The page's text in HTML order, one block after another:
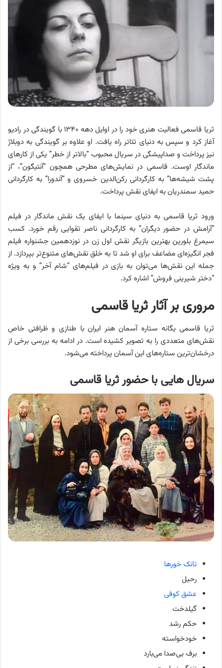
ثریا قاسمی فعالیت هنری خود را در اوایل دهه ۱۳۴۰ با گویندگی در رادیو
آغاز کرد و سپس به دنیای تئاتر راه یافت. او علاوه بر گویندگی به دوبلاژ
نیز پرداخت و صداپیشگی در سریال محبوب “بالاتر از خطر” یکی از کارهای
ماندگار اوست. قاسمی در نمایش‌های مطرحی همچون “آنتیگون”، “از
پشت شیشه‌ها” به کارگردانی رکن‌الدین خسروی و “آندورا” به کارگردانی
حمید سمندریان به ایفای نقش پرداخت.
ورود ثریا قاسمی به دنیای سینما با ایفای یک نقش ماندگار در فیلم
“آرامش در حضور دیگران” به کارگردانی ناصر تقوایی رقم خورد. کسب
سیمرغ بلورین بهترین بازیگر نقش اول زن در نوزدهمین جشنواره فیلم
فجر انگیزه‌ای مضاعف برای او شد تا به خلق نقش‌های متنوع‌تر بپردازد. از
جمله این نقش‌ها می‌توان به بازی در فیلم‌های “شام آخر” و به ویژه
“دختر شیرینی فروش” اشاره کرد.
مروری بر آثار ثریا قاسمی
ثریا قاسمی یگانه ستاره آسمان هنر ایران با طنازی و ظرافتی خاص
نقش‌های متعددی را به تصویر کشیده است. در ادامه به بررسی برخی از
درخشان‌ترین ستاره‌های این آسمان پرداخته می‌شود.
سریال هایی با حضور ثریا قاسمی
تانک خورها
رحیل
عشق کوفی
گیلدخت
حکم رشد
خودخواسته
برف بی‌صدا می‌بارد